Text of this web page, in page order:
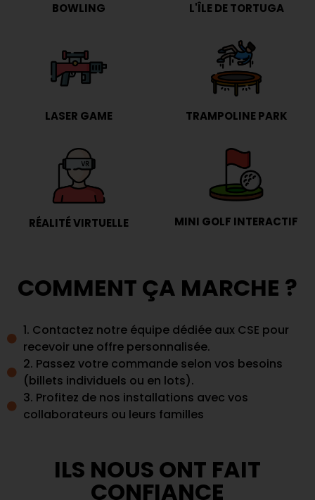
BOWLING L'ÎLE DE TORTUGA
LASER GAME TRAMPOLINE PARK
RÉALITÉ VIRTUELLE MINI GOLF INTERACTIF
COMMENT ÇA MARCHE ?
1. Contactez notre équipe dédiée aux CSE pour
recevoir une offre personnalisée.
2. Passez votre commande selon vos besoins
(billets individuels ou en lots).
3. Profitez de nos installations avec vos
collaborateurs ou leurs familles
ILS NOUS ONT FAIT
CONFIANCE